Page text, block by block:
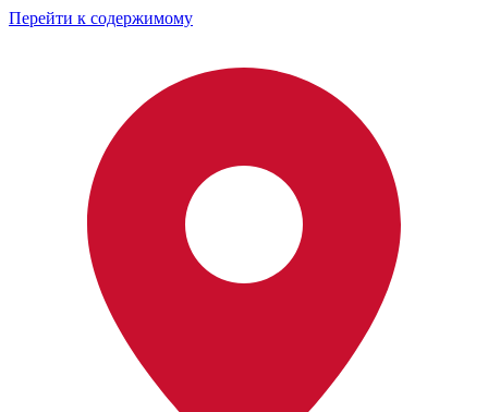
Перейти к содержимому